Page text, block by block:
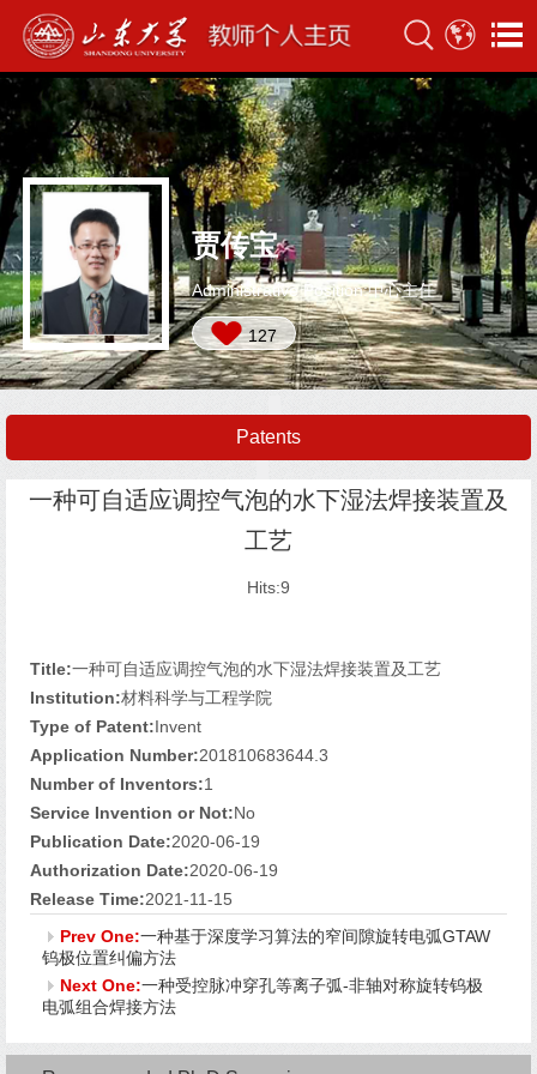
贾传宝
Administrative Position:中心主任
127
Patents
一种可自适应调控气泡的水下湿法焊接装置及
工艺
Hits:9
Title:一种可自适应调控气泡的水下湿法焊接装置及工艺
Institution:材料科学与工程学院
Type of Patent:Invent
Application Number:201810683644.3
Number of Inventors:1
Service Invention or Not:No
Publication Date:2020-06-19
Authorization Date:2020-06-19
Release Time:2021-11-15
Prev One:一种基于深度学习算法的窄间隙旋转电弧GTAW
钨极位置纠偏方法
Next One:一种受控脉冲穿孔等离子弧-非轴对称旋转钨极
电弧组合焊接方法